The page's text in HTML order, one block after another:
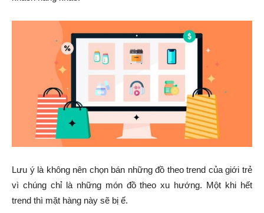
Lưu ý là không nên chọn bán những đồ theo trend của giới trẻ
vì chúng chỉ là những món đồ theo xu hướng. Một khi hết
trend thì mặt hàng này sẽ bị ế.